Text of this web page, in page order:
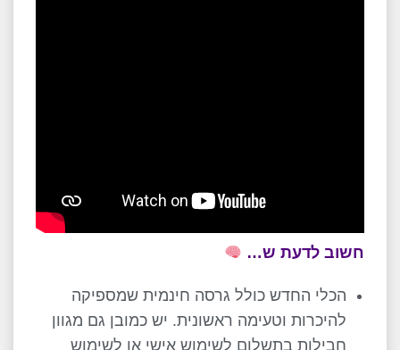
חשוב לדעת ש…
הכלי החדש כולל גרסה חינמית שמספיקה
להיכרות וטעימה ראשונית. יש כמובן גם מגוון
חבילות בתשלום לשימוש אישי או לשימוש